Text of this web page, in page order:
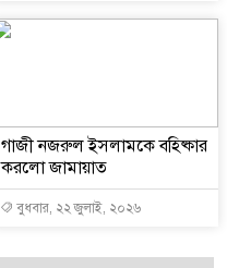
গাজী নজরুল ইসলামকে বহিষ্কার
করলো জামায়াত
বুধবার, ২২ জুলাই, ২০২৬